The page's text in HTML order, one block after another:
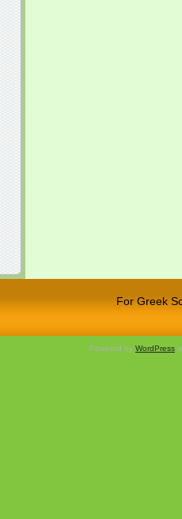
For Greek
Powered by WordPress